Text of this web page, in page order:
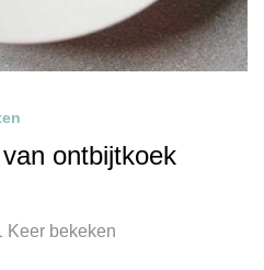
ontbijtkoek
Keer bekeken